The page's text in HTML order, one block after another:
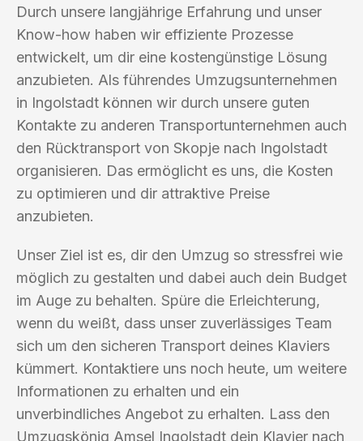
Durch unsere langjährige Erfahrung und unser
Know-how haben wir effiziente Prozesse
entwickelt, um dir eine kostengünstige Lösung
anzubieten. Als führendes Umzugsunternehmen
in Ingolstadt können wir durch unsere guten
Kontakte zu anderen Transportunternehmen auch
den Rücktransport von Skopje nach Ingolstadt
organisieren. Das ermöglicht es uns, die Kosten
zu optimieren und dir attraktive Preise
anzubieten.
Unser Ziel ist es, dir den Umzug so stressfrei wie
möglich zu gestalten und dabei auch dein Budget
im Auge zu behalten. Spüre die Erleichterung,
wenn du weißt, dass unser zuverlässiges Team
sich um den sicheren Transport deines Klaviers
kümmert. Kontaktiere uns noch heute, um weitere
Informationen zu erhalten und ein
unverbindliches Angebot zu erhalten. Lass den
Umzugskönig Amsel Ingolstadt dein Klavier nach